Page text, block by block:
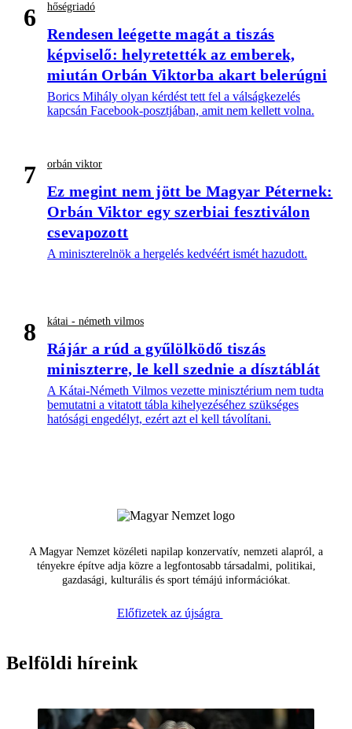
6 hőségriadó
Rendesen leégette magát a tiszás
képviselő: helyretették az emberek,
miután Orbán Viktorba akart belerúgni
Borics Mihály olyan kérdést tett fel a válságkezelés
kapcsán Facebook-posztjában, amit nem kellett volna.
7 orbán viktor
Ez megint nem jött be Magyar Péternek:
Orbán Viktor egy szerbiai fesztiválon
csevapozott
A miniszterelnök a hergelés kedvéért ismét hazudott.
8 kátai - németh vilmos
Rájár a rúd a gyűlölködő tiszás
miniszterre, le kell szednie a dísztáblát
A Kátai-Németh Vilmos vezette minisztérium nem tudta
bemutatni a vitatott tábla kihelyezéséhez szükséges
hatósági engedélyt, ezért azt el kell távolítani.
A Magyar Nemzet közéleti napilap konzervatív, nemzeti alapról, a
tényekre építve adja közre a legfontosabb társadalmi, politikai,
gazdasági, kulturális és sport témájú információkat.
Előfizetek az újságra
Belföldi híreink